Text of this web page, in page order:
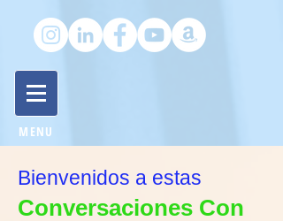
MENU
Bienvenidos a estas
Conversaciones Con